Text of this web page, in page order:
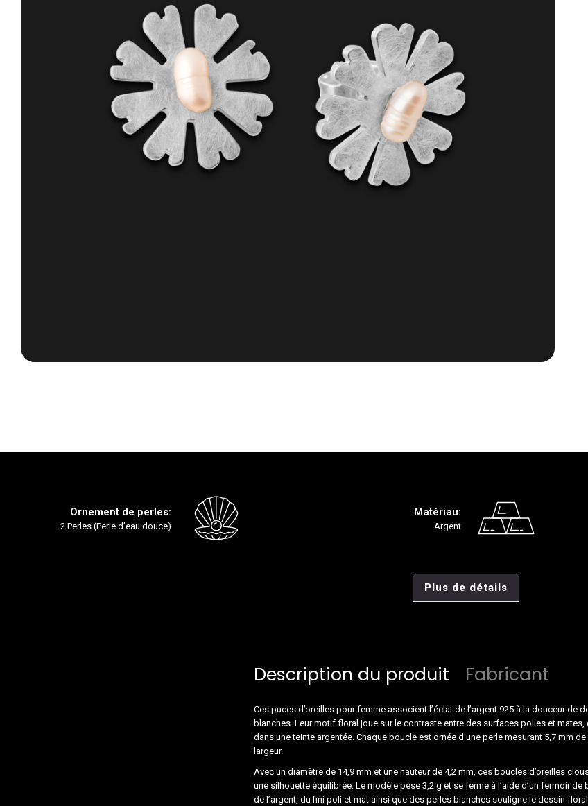
Ornement de perles:
2 Perles (Perle d’eau douce)
Matériau:
Argent
Plus de détails
Description du produit Fabricant
Ces puces d’oreilles pour femme associent l’éclat de l’argent 925 à la douceur de
blanches. Leur motif floral joue sur le contraste entre des surfaces polies et mates,
dans une teinte argentée. Chaque boucle est ornée d’une perle mesurant 5,7 mm
largeur.
Avec un diamètre de 14,9 mm et une hauteur de 4,2 mm, ces boucles d’oreilles
une silhouette équilibrée. Le modèle pèse 3,2 g et se ferme à l’aide d’un fermoir de
de l’argent, du fini poli et mat ainsi que des perles blanches souligne le dessin